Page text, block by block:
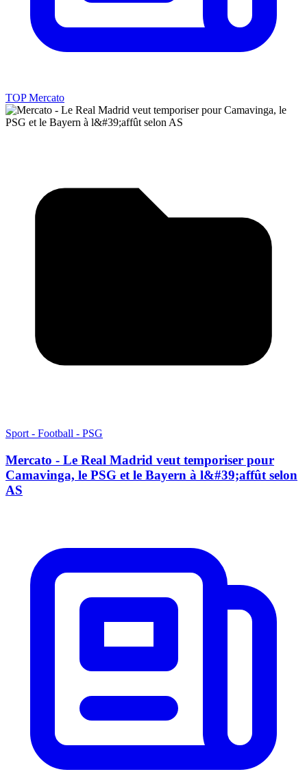
TOP Mercato
Sport - Football - PSG
Mercato - Le Real Madrid veut temporiser pour
Camavinga, le PSG et le Bayern à l&#39;affût selon
AS